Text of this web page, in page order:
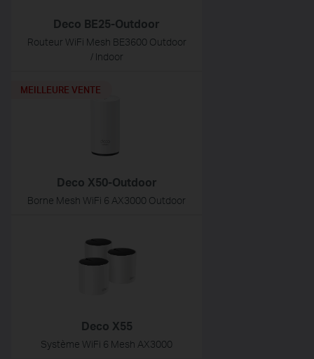
Deco BE25-Outdoor
Routeur WiFi Mesh BE3600 Outdoor
/ Indoor
Deco X50-Outdoor
Borne Mesh WiFi 6 AX3000 Outdoor
MEILLEURE VENTE
Deco X55
Système WiFi 6 Mesh AX3000